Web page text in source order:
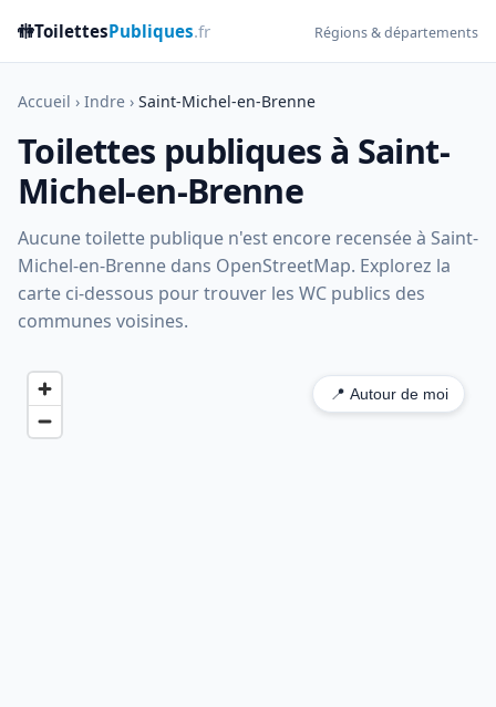
🚻ToilettesPubliques.fr Régions & départements
Accueil › Indre › Saint-Michel-en-Brenne
Toilettes publiques à Saint-
Michel-en-Brenne
Aucune toilette publique n'est encore recensée à Saint-
Michel-en-Brenne dans OpenStreetMap. Explorez la
carte ci-dessous pour trouver les WC publics des
communes voisines.
📍 Autour de moi